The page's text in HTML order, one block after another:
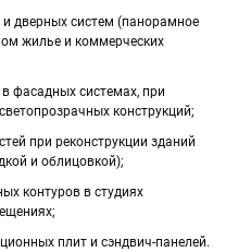
дверных систем (панорамное
жилье и коммерческих
фасадных системах, при
конструкций;
при реконструкции зданий
и облицовкой);
контуров в студиях
плит и сэндвич-панелей.